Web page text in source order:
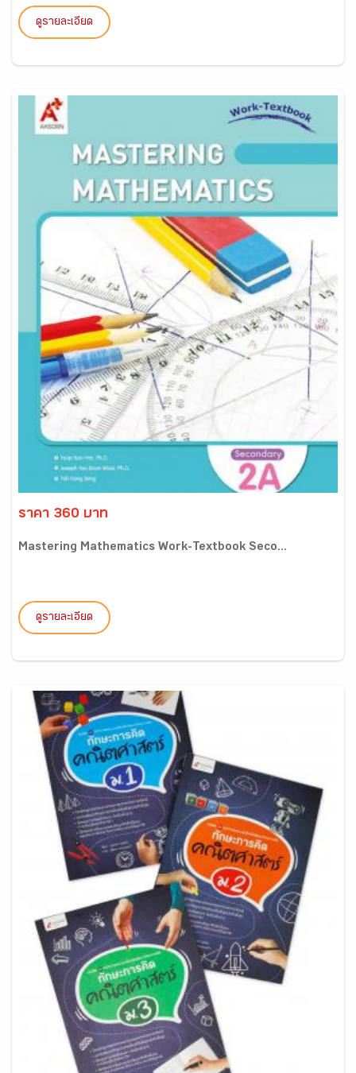
ดูรายละเอียด
ราคา 360 บาท
Mastering Mathematics Work-Textbook Seco...
ดูรายละเอียด